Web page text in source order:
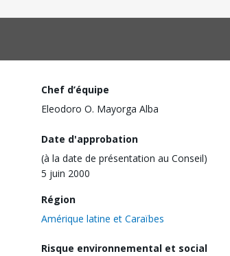
Chef d’équipe
Eleodoro O. Mayorga Alba
Date d'approbation
(à la date de présentation au Conseil)
5 juin 2000
Région
Amérique latine et Caraïbes
Risque environnemental et social